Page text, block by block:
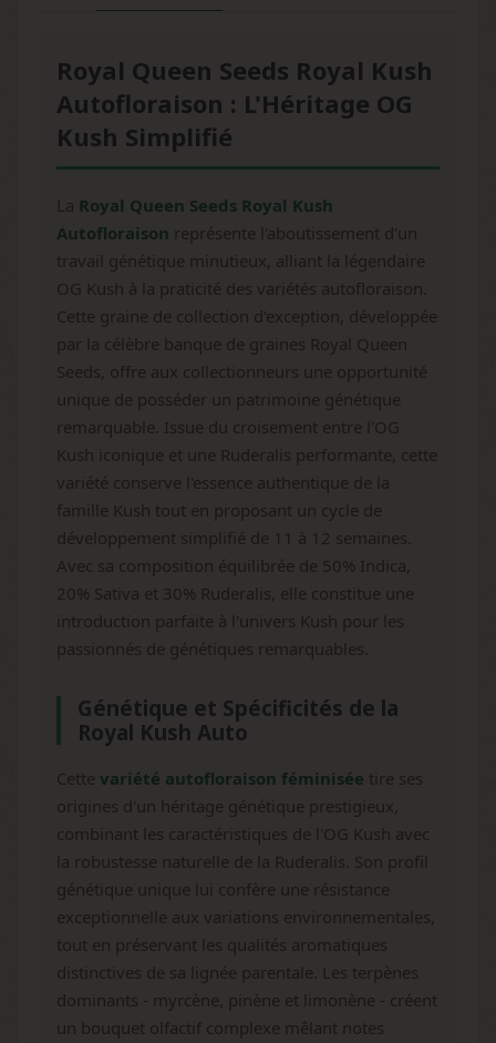
Royal Queen Seeds Royal Kush
Autofloraison : L'Héritage OG
Kush Simplifié
La Royal Queen Seeds Royal Kush
Autofloraison représente l'aboutissement d'un
travail génétique minutieux, alliant la légendaire
OG Kush à la praticité des variétés autofloraison.
Cette graine de collection d'exception, développée
par la célèbre banque de graines Royal Queen
Seeds, offre aux collectionneurs une opportunité
unique de posséder un patrimoine génétique
remarquable. Issue du croisement entre l'OG
Kush iconique et une Ruderalis performante, cette
variété conserve l'essence authentique de la
famille Kush tout en proposant un cycle de
développement simplifié de 11 à 12 semaines.
Avec sa composition équilibrée de 50% Indica,
20% Sativa et 30% Ruderalis, elle constitue une
introduction parfaite à l'univers Kush pour les
passionnés de génétiques remarquables.
Génétique et Spécificités de la
Royal Kush Auto
Cette variété autofloraison féminisée tire ses
origines d'un héritage génétique prestigieux,
combinant les caractéristiques de l'OG Kush avec
la robustesse naturelle de la Ruderalis. Son profil
génétique unique lui confère une résistance
exceptionnelle aux variations environnementales,
tout en préservant les qualités aromatiques
distinctives de sa lignée parentale. Les terpènes
dominants - myrcène, pinène et limonène - créent
un bouquet olfactif complexe mêlant notes